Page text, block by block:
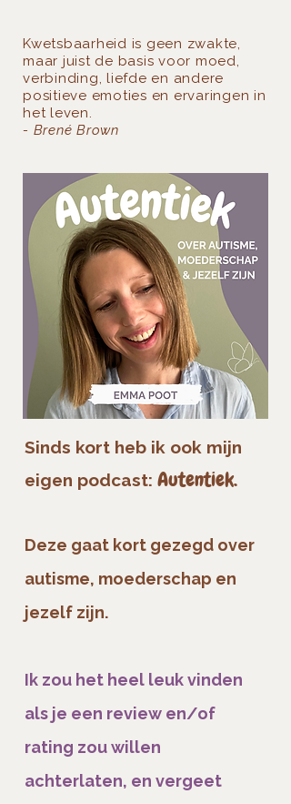
Kwetsbaarheid is geen zwakte,
maar juist de basis voor moed,
verbinding, liefde en andere
positieve emoties en ervaringen in
het leven.
- Brené Brown
Sinds kort heb ik ook mijn
eigen podcast: Autentiek.
Deze gaat kort gezegd over
autisme, moederschap en
jezelf zijn.
Ik zou het heel leuk vinden
als je een review en/of
rating zou willen
achterlaten, en vergeet